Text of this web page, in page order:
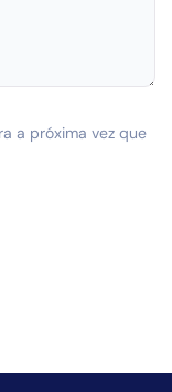
a próxima vez que